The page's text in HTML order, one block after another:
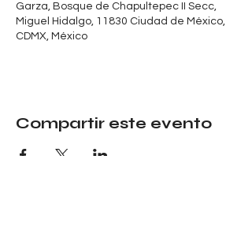
Garza, Bosque de Chapultepec II Secc,
Miguel Hidalgo, 11830 Ciudad de México,
CDMX, México
Compartir este evento